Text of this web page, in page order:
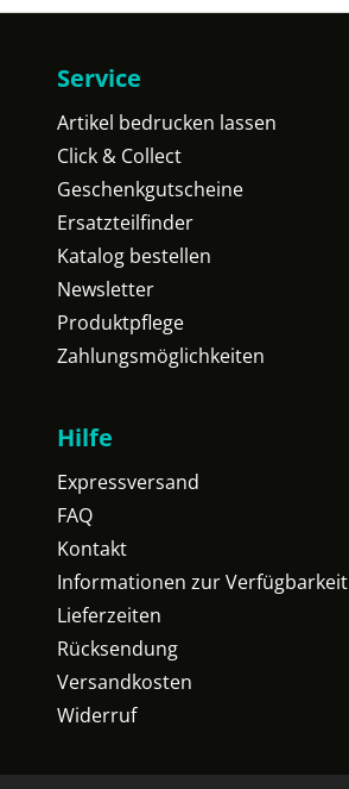
Service
Artikel bedrucken lassen
Click & Collect
Geschenkgutscheine
Ersatzteilfinder
Katalog bestellen
Newsletter
Produktpflege
Zahlungsmöglichkeiten
Hilfe
Expressversand
FAQ
Kontakt
Informationen zur Verfügbarkeit
Lieferzeiten
Rücksendung
Versandkosten
Widerruf